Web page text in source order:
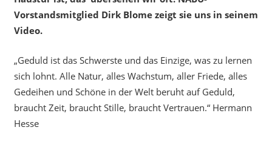
Vorstandsmitglied Dirk Blome zeigt sie uns in seinem
Video.
„Geduld ist das Schwerste und das Einzige, was zu lernen
sich lohnt. Alle Natur, alles Wachstum, aller Friede, alles
Gedeihen und Schöne in der Welt beruht auf Geduld,
braucht Zeit, braucht Stille, braucht Vertrauen.“ Hermann
Hesse